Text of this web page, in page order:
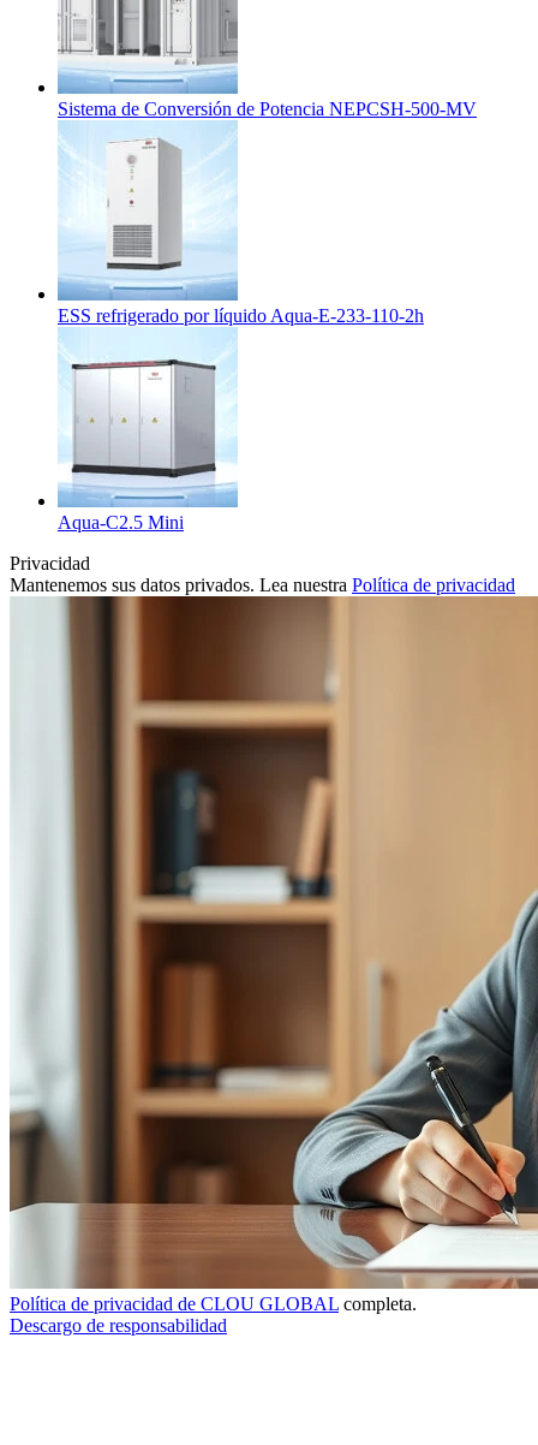
Sistema de Conversión de Potencia NEPCSH-500-MV
ESS refrigerado por líquido Aqua-E-233-110-2h
Aqua-C2.5 Mini
Privacidad
Mantenemos sus datos privados. Lea nuestra Política de privacidad
Política de privacidad de CLOU GLOBAL completa.
Descargo de responsabilidad